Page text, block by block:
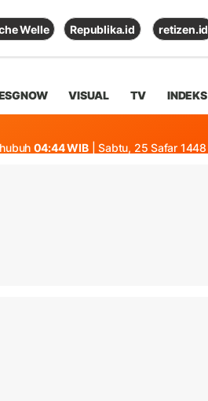
Welle Republika.id retizen.id
VISUAL TV INDEKS
04:44 WIB | Sabtu, 25 Safar 1448